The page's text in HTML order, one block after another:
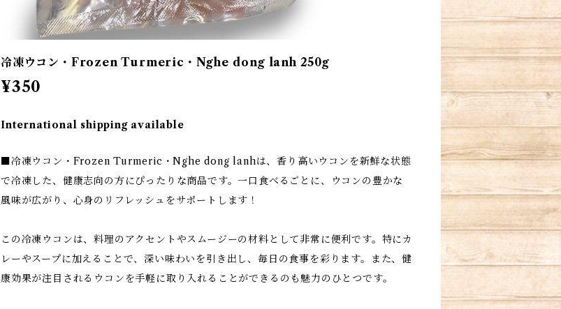
冷凍ウコン・Frozen Turmeric・Nghe dong lanh 250g
¥350
International shipping available
■冷凍ウコン・Frozen Turmeric・Nghe dong lanhは、香り高いウコンを新鮮な状態
で冷凍した、健康志向の方にぴったりな商品です。一口食べるごとに、ウコンの豊かな
風味が広がり、心身のリフレッシュをサポートします！
この冷凍ウコンは、料理のアクセントやスムージーの材料として非常に便利です。特にカ
レーやスープに加えることで、深い味わいを引き出し、毎日の食事を彩ります。また、健
康効果が注目されるウコンを手軽に取り入れることができるのも魅力のひとつです。